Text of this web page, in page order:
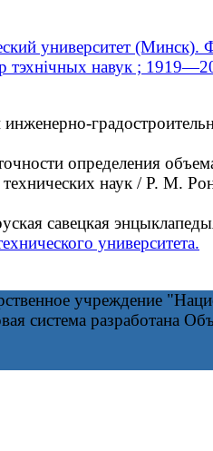
университет (Минск).
тэхнічных навук ;
определения
технических наук / Р. М.
савецкая
университета.
учреждение
система разработана